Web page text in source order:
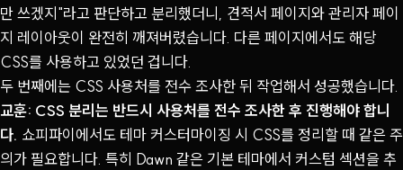
만 쓰겠지"라고 판단하고 분리했더니, 견적서 페이지와 관리자 페이
지 레이아웃이 완전히 깨져버렸습니다. 다른 페이지에서도 해당
CSS를 사용하고 있었던 겁니다.
두 번째에는 CSS 사용처를 전수 조사한 뒤 작업해서 성공했습니다.
교훈: CSS 분리는 반드시 사용처를 전수 조사한 후 진행해야 합니
다. 쇼피파이에서도 테마 커스터마이징 시 CSS를 정리할 때 같은 주
의가 필요합니다. 특히 Dawn 같은 기본 테마에서 커스텀 섹션을 추